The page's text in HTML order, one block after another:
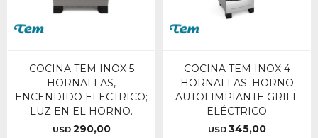
COCINA TEM INOX 5
HORNALLAS,
ENCENDIDO ELECTRICO;
LUZ EN EL HORNO.
USD 290,00
COCINA TEM INOX 4
HORNALLAS. HORNO
AUTOLIMPIANTE GRILL
ELÉCTRICO
USD 345,00